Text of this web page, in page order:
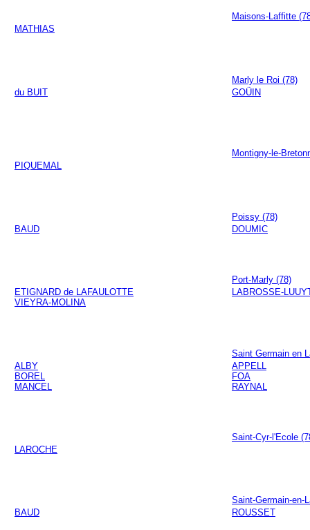
Maisons-Laffitte
MATHIAS
Marly le Roi (78)
du BUIT
GOÜIN
Montigny-le-
PIQUEMAL
Poissy (78)
BAUD
DOUMIC
Port-Marly (78)
ETIGNARD de LAFAULOTTE
LABROSSE-
VIEYRA-MOLINA
Saint Germain en
ALBY
APPELL
BOREL
FOA
MANCEL
RAYNAL
Saint-Cyr-l'Ecole
LAROCHE
Saint-Germain-en-
BAUD
ROUSSET